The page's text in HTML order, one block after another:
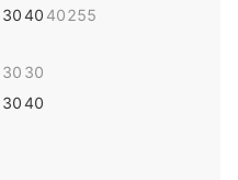
3040 40255
30
30
30
40